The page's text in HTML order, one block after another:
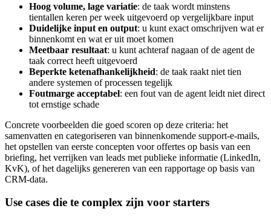
Hoog volume, lage variatie: de taak wordt minstens
tientallen keren per week uitgevoerd op vergelijkbare input
Duidelijke input en output: u kunt exact omschrijven wat er
binnenkomt en wat er uit moet komen
Meetbaar resultaat: u kunt achteraf nagaan of de agent de
taak correct heeft uitgevoerd
Beperkte ketenafhankelijkheid: de taak raakt niet tien
andere systemen of processen tegelijk
Foutmarge acceptabel: een fout van de agent leidt niet direct
tot ernstige schade
Concrete voorbeelden die goed scoren op deze criteria: het
samenvatten en categoriseren van binnenkomende support-e-mails,
het opstellen van eerste concepten voor offertes op basis van een
briefing, het verrijken van leads met publieke informatie (LinkedIn,
KvK), of het dagelijks genereren van een rapportage op basis van
CRM-data.
Use cases die te complex zijn voor starters